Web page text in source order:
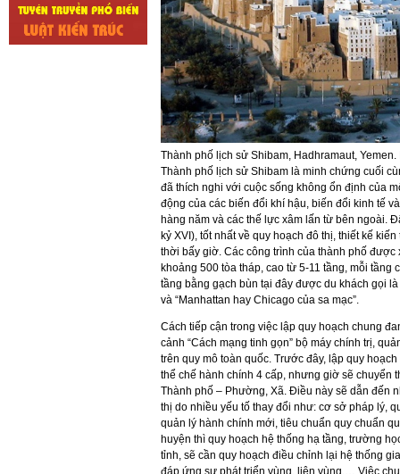
Thành phố lịch sử Shibam, Hadhramaut,
Thành phố lịch sử Shibam là minh chứng cuối
đã thích nghi với cuộc sống không ổn định của
động của các biến đổi khí hậu, biến đổi kinh tế
hàng năm và các thế lực xâm lấn từ bên ngoài.
kỷ XVI), tốt nhất về quy hoạch đô thị, thiết kế
thời bấy giờ. Các công trình của thành phố
khoảng 500 tòa tháp, cao từ 5-11 tầng, mỗi tầng
tầng bằng gạch bùn tại đây được du khách gọi
và “Manhattan hay Chicago của sa mạc”.
Cách tiếp cận trong việc lập quy hoạch chung
cảnh “Cách mạng tinh gọn” bộ máy chính trị,
trên quy mô toàn quốc. Trước đây, lập quy
thể chế hành chính 4 cấp, nhưng giờ sẽ chuyển
Thành phố – Phường, Xã. Điều này sẽ dẫn đến
thị do nhiều yếu tố thay đổi như: cơ sở pháp lý,
quản lý hành chính mới, tiêu chuẩn quy chuẩn
huyện thì quy hoạch hệ thống hạ tầng, trường
tỉnh, sẽ cần quy hoạch điều chỉnh lại hệ thống